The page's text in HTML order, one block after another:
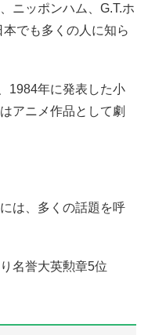
ニッポンハム、G.T.ホ
でも多くの人に知ら
1984年に発表した小
アニメ作品として劇
は、多くの話題を呼
名誉大英勲章5位